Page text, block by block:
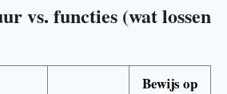
vs. functies (wat lossen
Bewijs op